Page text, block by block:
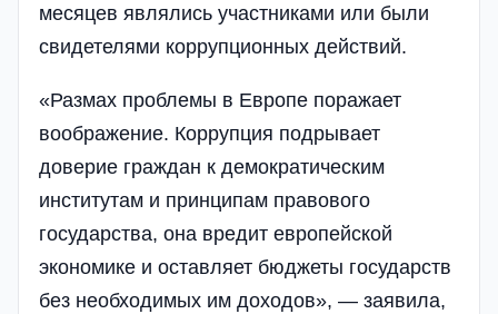
месяцев являлись участниками или были
свидетелями коррупционных действий.
«Размах проблемы в Европе поражает
воображение. Коррупция подрывает
доверие граждан к демократическим
институтам и принципам правового
государства, она вредит европейской
экономике и оставляет бюджеты государств
без необходимых им доходов», — заявила,